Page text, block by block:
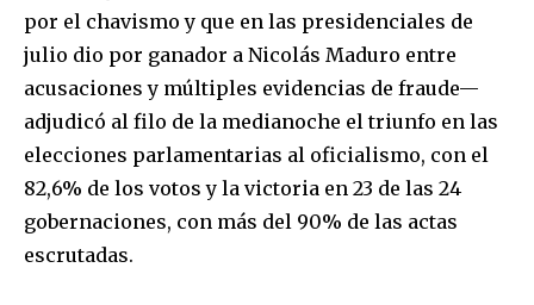
por el chavismo y que en las presidenciales de
julio dio por ganador a Nicolás Maduro entre
acusaciones y múltiples evidencias de fraude—
adjudicó al filo de la medianoche el triunfo en las
elecciones parlamentarias al oficialismo, con el
82,6% de los votos y la victoria en 23 de las 24
gobernaciones, con más del 90% de las actas
escrutadas.